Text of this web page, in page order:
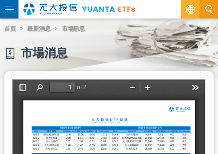
繁
EN
首頁 最新消息 市場訊息
市場消息